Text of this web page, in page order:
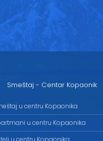
Smeštaj - Centar Kopaonik
u centru Kopaonika
u centru Kopaonika
u centru Kopaonika